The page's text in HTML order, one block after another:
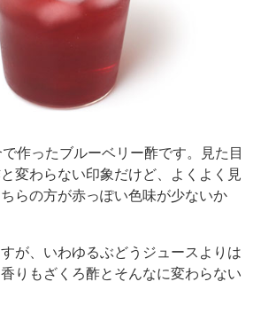
作ったブルーベリー酢です。見た目
変わらない印象だけど、よくよく見
らの方が赤っぽい色味が少ないか
が、いわゆるぶどうジュースよりは
りもざくろ酢とそんなに変わらない